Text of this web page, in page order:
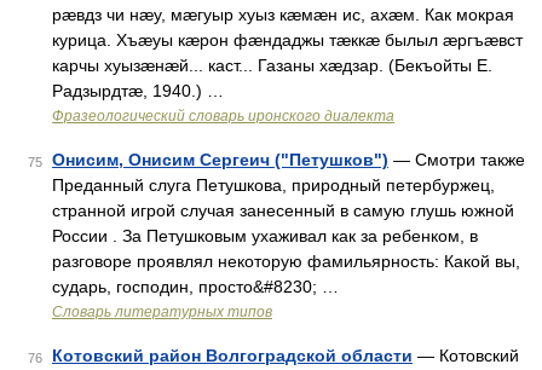
рæвдз чи нæу, мæгуыр хуыз кæмæн ис, ахæм. Как мокрая
курица. Хъæуы кæрон фæндаджы тæккæ былыл æргъæвст
карчы хуызæнæй... каст... Газаны хæдзар. (Бекъойты Е.
Радзырдтæ, 1940.) …
Фразеологический словарь иронского диалекта
75 Онисим, Онисим Сергеич ("Петушков") — Смотри также
Преданный слуга Петушкова, природный петербуржец,
странной игрой случая занесенный в самую глушь южной
России . За Петушковым ухаживал как за ребенком, в
разговоре проявлял некоторую фамильярность: Какой вы,
сударь, господин, просто&#8230; …
Словарь литературных типов
76 Котовский район Волгоградской области — Котовский